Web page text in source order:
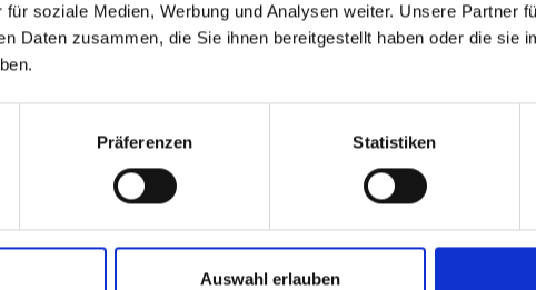
soziale Medien, Werbung und Analysen weiter. Unsere Partner
Daten zusammen, die Sie ihnen bereitgestellt haben oder die sie
Präferenzen Statistiken
Auswahl erlauben